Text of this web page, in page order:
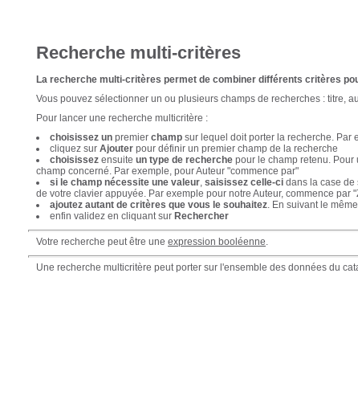
Recherche multi-critères
La recherche multi-critères permet de combiner différents critères
Vous pouvez sélectionner un ou plusieurs champs de recherches : titre,
Pour lancer une recherche multicritère :
choisissez un premier champ sur lequel doit porter la recherche. Par
cliquez sur Ajouter pour définir un premier champ de la recherche
choisissez ensuite un type de recherche pour le champ retenu. Pour
champ concerné. Par exemple, pour Auteur "commence par"
si le champ nécessite une valeur, saisissez celle-ci dans la case de
de votre clavier appuyée. Par exemple pour notre Auteur, commence par
ajoutez autant de critères que vous le souhaitez. En suivant le
enfin validez en cliquant sur Rechercher
Votre recherche peut être une expression booléenne.
Une recherche multicritère peut porter sur l'ensemble des données du